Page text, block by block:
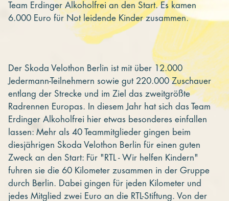
Team Erdinger Alkoholfrei an den Start. Es kamen
6.000 Euro für Not leidende Kinder zusammen.
Der Skoda Velothon Berlin ist mit über 12.000
Jedermann-Teilnehmern sowie gut 220.000 Zuschauer
entlang der Strecke und im Ziel das zweitgrößte
Radrennen Europas. In diesem Jahr hat sich das Team
Erdinger Alkoholfrei hier etwas besonderes einfallen
lassen: Mehr als 40 Teammitglieder gingen beim
diesjährigen Skoda Velothon Berlin für einen guten
Zweck an den Start: Für "RTL - Wir helfen Kindern"
fuhren sie die 60 Kilometer zusammen in der Gruppe
durch Berlin. Dabei gingen für jeden Kilometer und
jedes Mitglied zwei Euro an die RTL-Stiftung. Von der